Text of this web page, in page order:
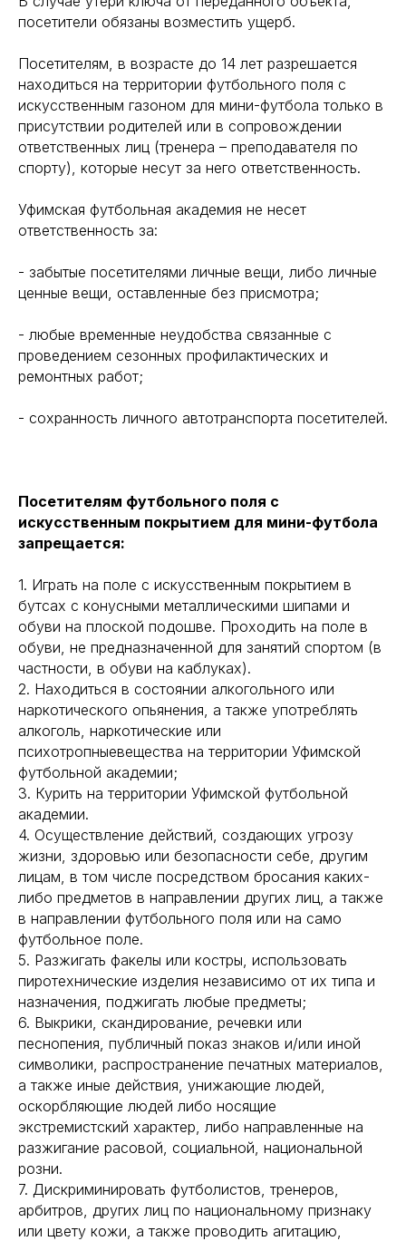
посетители обязаны возместить ущерб.
Посетителям, в возрасте до 14 лет разрешается
находиться на территории футбольного поля с
искусственным газоном для мини-футбола только в
присутствии родителей или в сопровождении
ответственных лиц (тренера – преподавателя по
спорту), которые несут за него ответственность.
Уфимская футбольная академия не несет
ответственность за:
- забытые посетителями личные вещи, либо личные
ценные вещи, оставленные без присмотра;
- любые временные неудобства связанные с
проведением сезонных профилактических и
ремонтных работ;
- сохранность личного автотранспорта посетителей.
Посетителям футбольного поля с
искусственным покрытием для мини-футбола
запрещается:
1. Играть на поле с искусственным покрытием в
бутсах с конусными металлическими шипами и
обуви на плоской подошве. Проходить на поле в
обуви, не предназначенной для занятий спортом (в
частности, в обуви на каблуках).
2. Находиться в состоянии алкогольного или
наркотического опьянения, а также употреблять
алкоголь, наркотические или
психотропныевещества на территории Уфимской
футбольной академии;
3. Курить на территории Уфимской футбольной
академии.
4. Осуществление действий, создающих угрозу
жизни, здоровью или безопасности себе, другим
лицам, в том числе посредством бросания каких-
либо предметов в направлении других лиц, а также
в направлении футбольного поля или на само
футбольное поле.
5. Разжигать факелы или костры, использовать
пиротехнические изделия независимо от их типа и
назначения, поджигать любые предметы;
6. Выкрики, скандирование, речевки или
песнопения, публичный показ знаков и/или иной
символики, распространение печатных материалов,
а также иные действия, унижающие людей,
оскорбляющие людей либо носящие
экстремистский характер, либо направленные на
разжигание расовой, социальной, национальной
розни.
7. Дискриминировать футболистов, тренеров,
арбитров, других лиц по национальному признаку
или цвету кожи, а также проводить агитацию,